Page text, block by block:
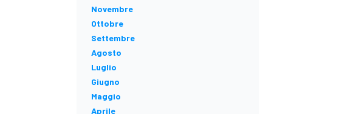
Novembre
Ottobre
Settembre
Agosto
Luglio
Giugno
Maggio
Aprile